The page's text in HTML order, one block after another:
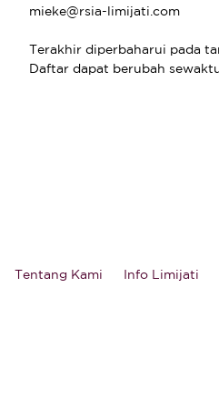
mieke@rsia-limijati.com
Terakhir diperbaharui pada
Daftar dapat berubah
Tentang Kami Info Limijati